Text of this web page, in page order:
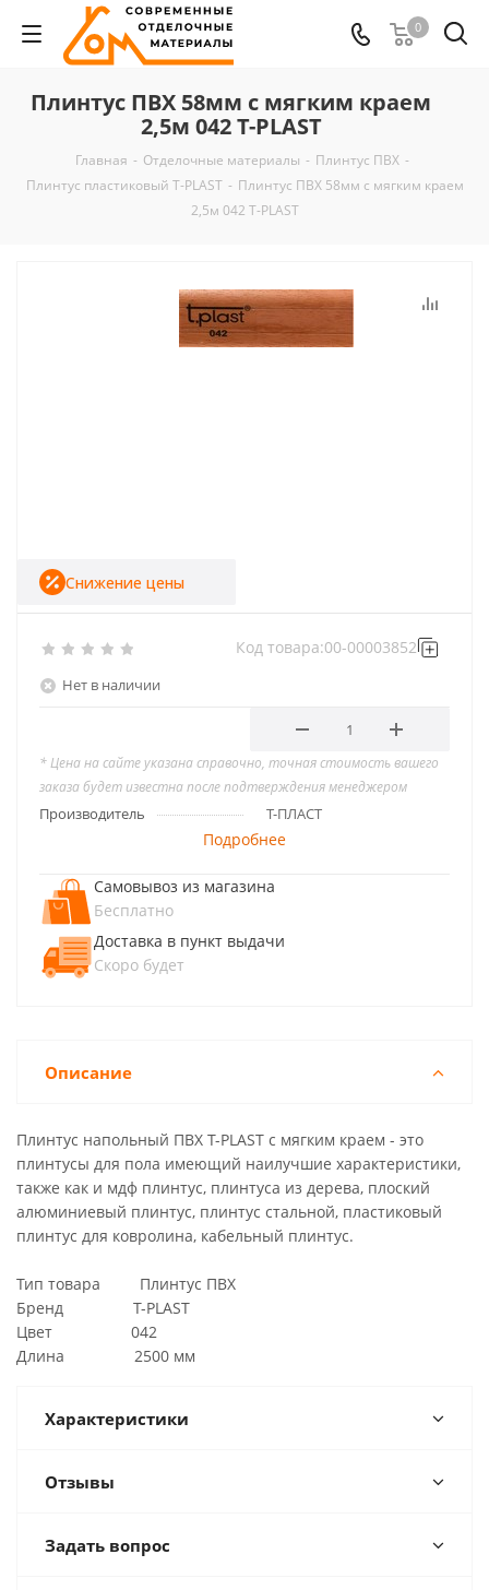
0
Плинтус ПВХ 58мм с мягким краем
2,5м 042 T-PLAST
Главная - Отделочные материалы - Плинтус ПВХ -
Плинтус пластиковый T-PLAST - Плинтус ПВХ 58мм с мягким краем
2,5м 042 T-PLAST
Нет в наличии
Код товара:00-00003852
Снижение цены
* Цена на сайте указана справочно, точная стоимость вашего
заказа будет известна после подтверждения менеджером
Производитель Т-ПЛАСТ
Подробнее
Самовывоз из магазина
Бесплатно
Доставка в пункт выдачи
Скоро будет
Описание
Плинтус напольный ПВХ T-PLAST с мягким краем - это
плинтусы для пола имеющий наилучшие характеристики,
также как и мдф плинтус, плинтуса из дерева, плоский
алюминиевый плинтус, плинтус стальной, пластиковый
плинтус для ковролина, кабельный плинтус.
Тип товара Плинтус ПВХ
Бренд T-PLAST
Цвет 042
Длина 2500 мм
Характеристики
Отзывы
Задать вопрос